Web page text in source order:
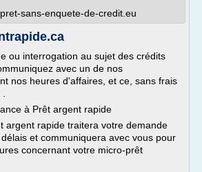
sans-enquete-de-credit.eu
ou interrogation au sujet des crédits
avec un de nos
nos heures d'affaires, et ce, sans frais
à Prêt argent rapide
argent rapide traitera votre demande
et communiquera avec vous pour
concernant votre micro-prêt